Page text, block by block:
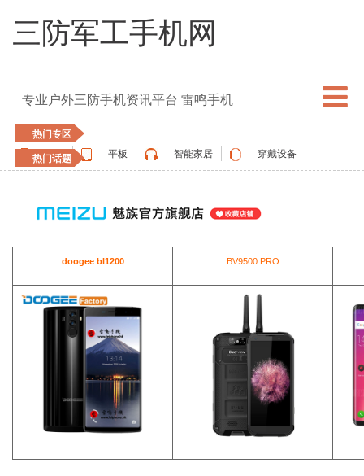
三防军工手机网
专业户外三防手机资讯平台 雷鸣手机
热门专区
手机
平板 智能家居 穿戴设备
热门话题
vernee
doogee bl1200 BV9500 PRO